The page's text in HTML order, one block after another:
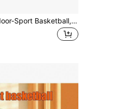
1 Stück Outdoor-Sport Basketball, Basketball für Hallensport und Training